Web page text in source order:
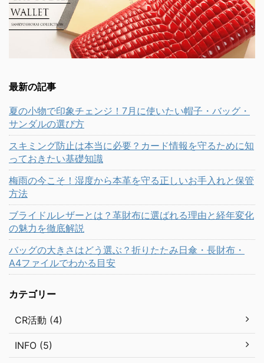
最新の記事
夏の小物で印象チェンジ！7月に使いたい帽子・バッグ・
サンダルの選び方
スキミング防止は本当に必要？カード情報を守るために知
っておきたい基礎知識
梅雨の今こそ！湿度から本革を守る正しいお手入れと保管
方法
ブライドルレザーとは？革財布に選ばれる理由と経年変化
の魅力を徹底解説
バッグの大きさはどう選ぶ？折りたたみ日傘・長財布・
A4ファイルでわかる目安
カテゴリー
CR活動 (4)
INFO (5)